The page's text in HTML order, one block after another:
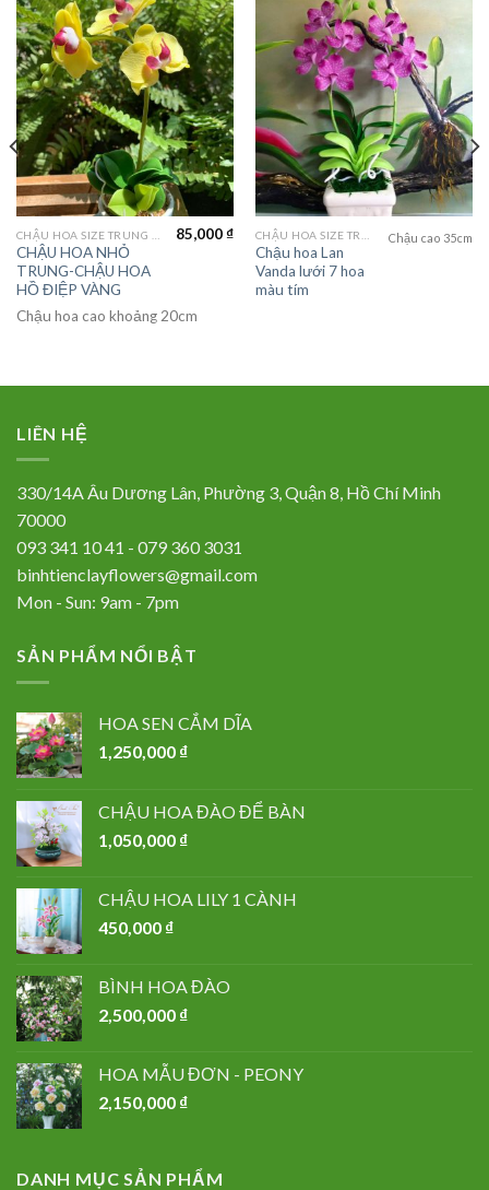
CHẬU HOA NHỎ
TRUNG-CHẬU HOA
HỒ ĐIỆP VÀNG
85,000₫
Chậu hoa cao khoảng 20cm
Chậu hoa Lan
Vanda lưới 7 hoa
màu tím
Chậu cao 35cm
LIÊN HỆ
330/14A Âu Dương Lân, Phường 3, Quận 8, Hồ Chí Minh
70000
093 341 10 41 - 079 360 3031
binhtienclayflowers@gmail.com
Mon - Sun: 9am - 7pm
SẢN PHẨM NỔI BẬT
HOA SEN CẮM DĨA
1,250,000 ₫
CHẬU HOA ĐÀO ĐỂ BÀN
1,050,000 ₫
CHẬU HOA LILY 1 CÀNH
450,000 ₫
BÌNH HOA ĐÀO
2,500,000 ₫
HOA MẪU ĐƠN - PEONY
2,150,000 ₫
DANH MỤC SẢN PHẨM